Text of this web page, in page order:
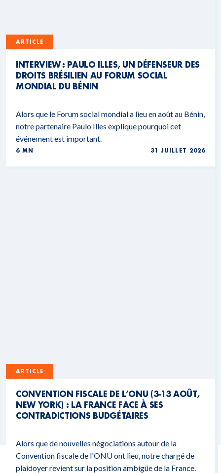
ARTICLE
INTERVIEW : PAULO ILLES, UN DÉFENSEUR DES
DROITS BRÉSILIEN AU FORUM SOCIAL
MONDIAL DU BÉNIN
Alors que le Forum social mondial a lieu en août au Bénin,
notre partenaire Paulo Illes explique pourquoi cet
événement est important.
6 MN 31 JUILLET 2026
ARTICLE
CONVENTION FISCALE DE L’ONU (3-13 AOÛT,
NEW YORK) : LA FRANCE FACE À SES
CONTRADICTIONS BUDGÉTAIRES
Alors que de nouvelles négociations autour de la
Convention fiscale de l'ONU ont lieu, notre chargé de
plaidoyer revient sur la position ambigüe de la France.